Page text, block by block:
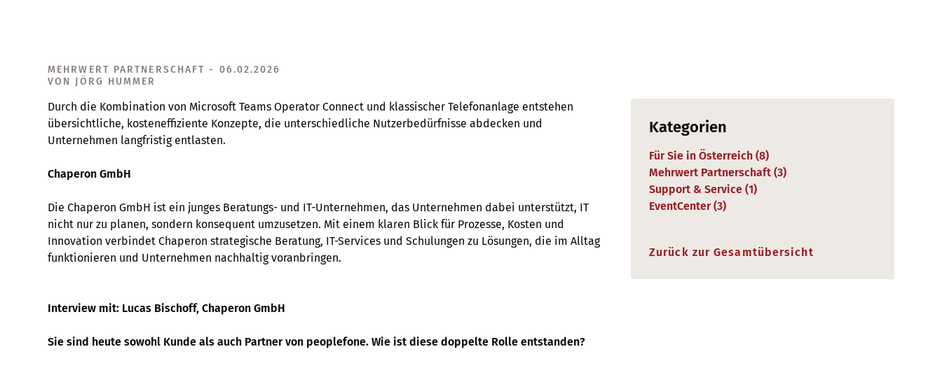
MEHRWERT PARTNERSCHAFT - 06.02.2026
VON JÖRG HUMMER
Durch die Kombination von Microsoft Teams Operator Connect und klassischer Telefonanlage entstehen
übersichtliche, kosteneffiziente Konzepte, die unterschiedliche Nutzerbedürfnisse abdecken und
Unternehmen langfristig entlasten.
Chaperon GmbH
Die Chaperon GmbH ist ein junges Beratungs- und IT-Unternehmen, das Unternehmen dabei unterstützt, IT
nicht nur zu planen, sondern konsequent umzusetzen. Mit einem klaren Blick für Prozesse, Kosten und
Innovation verbindet Chaperon strategische Beratung, IT-Services und Schulungen zu Lösungen, die im Alltag
funktionieren und Unternehmen nachhaltig voranbringen.
Interview mit: Lucas Bischoff, Chaperon GmbH
Sie sind heute sowohl Kunde als auch Partner von peoplefone. Wie ist diese doppelte Rolle entstanden?
Kategorien
Für Sie in Österreich (8)
Mehrwert Partnerschaft (3)
Support & Service (1)
EventCenter (3)
Zurück zur Gesamtübersicht